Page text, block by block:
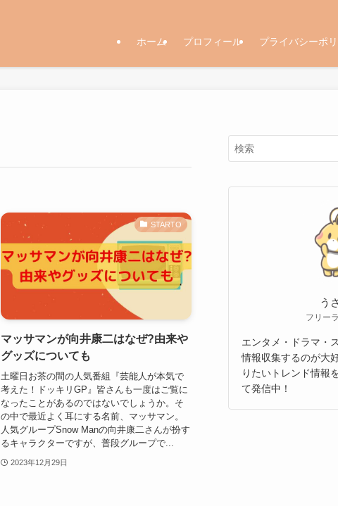
ホーム プロフィール プライバシーポ
STARTO
マッサマンが向井康二はなぜ?由来や
グッズについても
土曜日お茶の間の人気番組『芸能人が本気で
考えた！ドッキリGP』皆さんも一度はご覧に
なったことがあるのではないでしょうか。そ
の中で最近よく耳にする名前、マッサマン。
人気グループSnow Manの向井康二さんが扮す
るキャラクターですが、普段グループで...
2023年12月29日
う
フリー
エンタメ・ドラマ・
情報収集するのが大
りたいトレンド情報
て発信中！